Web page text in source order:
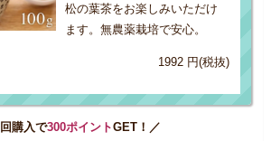
松の葉茶をお楽しみいただけ
ます。無農薬栽培で安心。
1992 円(税抜)
購入で300ポイントGET！／